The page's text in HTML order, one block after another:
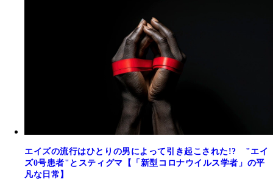
エイズの流行はひとりの男によって引き起こされた!? "エイ
ズ0号患者"とスティグマ【「新型コロナウイルス学者」の平
凡な日常】